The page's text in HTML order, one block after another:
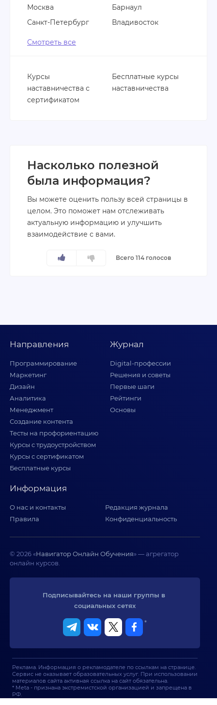
Москва
Санкт-Петербург
Барнаул
Владивосток
Смотреть все
Курсы
наставничества с
сертификатом
Бесплатные курсы
наставничества
Насколько полезной
была информация?
Вы можете оценить пользу всей страницы в
целом. Это поможет нам отслеживать
актуальную информацию и улучшить
взаимодействие с вами.
Всего 114 голосов
Направления
Программирование
Маркетинг
Дизайн
Аналитика
Менеджмент
Создание контента
Тесты на профориентацию
Курсы с трудоустройством
Курсы с сертификатом
Бесплатные курсы
Журнал
Digital-профессии
Решения и советы
Первые шаги
Рейтинги
Основы
Информация
О нас и контакты
Редакция журнала
Правила
Конфиденциальность
© 2026 «Навигатор Онлайн Обучения» — агрегатор
онлайн курсов.
Подписывайтесь на наши группы в
социальных сетях
*
Реклама. Информация о рекламодателе по ссылкам на странице.
Сервис не оказывает образовательных услуг. При использовании
материалов сайта активная ссылка на сайт обязательна.
* Meta - признана экстремистской организацией и запрещена в
РФ.